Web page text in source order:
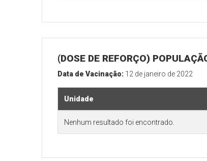
(DOSE DE REFORÇO)
Data de Vacinação: 12 de janeiro de 2022
Unidade
Nenhum resultado foi encontrado.